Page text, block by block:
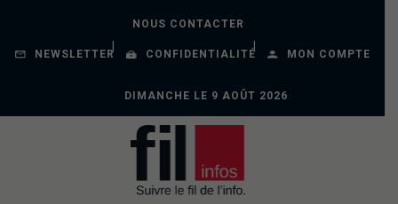
NOUS CONTACTER
NEWSLETTER CONFIDENTIALITÉ MON COMPTE
DIMANCHE LE 9 AOÛT 2026